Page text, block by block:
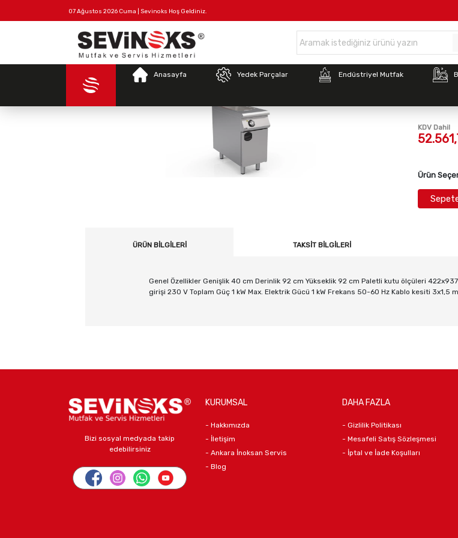
07 Ağustos 2026 Cuma | Sevinoks Hoş Geldiniz.
Tüm
Hakkımızdaİletişim
Anasayfa
Yedek Parçalar Endüstriyel Mutfak
Stok Kodu:
KDV Dahil
Ürün
ÜRÜN BILGILERI TAKSIT BILGILERI
Genel Özellikler Genişlik 40 cm Derinlik 92 cm Yükseklik 92 cm Paletli kutu ölçüleri
girişi 230 V Toplam Güç 1 kW Max. Elektrik Gücü 1 kW Frekans 50-60 Hz Kablo kesiti 3x1,5
Bizi sosyal medyada takip
edebilirsiniz
KURUMSAL
- Hakkımızda
- İletişim
- Ankara İnoksan Servis
- Blog
DAHA FAZLA
- Gizlilik Politikası
- Mesafeli Satış Sözleşmesi
- İptal ve İade Koşulları